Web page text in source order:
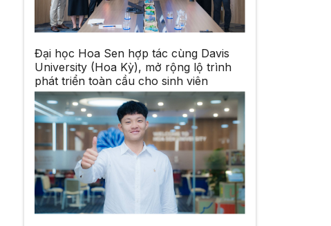
Đại học Hoa Sen hợp tác cùng Davis
University (Hoa Kỳ), mở rộng lộ trình
phát triển toàn cầu cho sinh viên